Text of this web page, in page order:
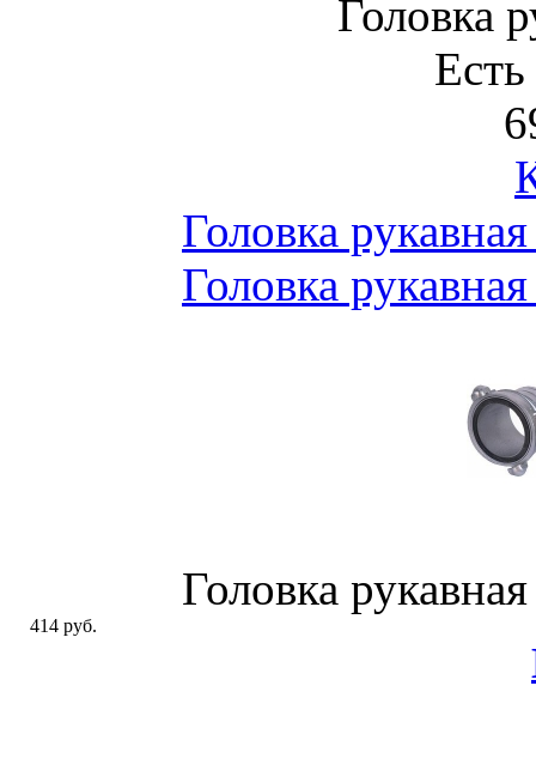
Головка
Головка
Головка
Головка
414 руб.